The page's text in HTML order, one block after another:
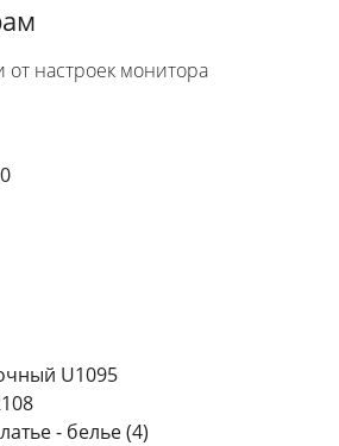
настроек монитора
U1095
- белье (4)